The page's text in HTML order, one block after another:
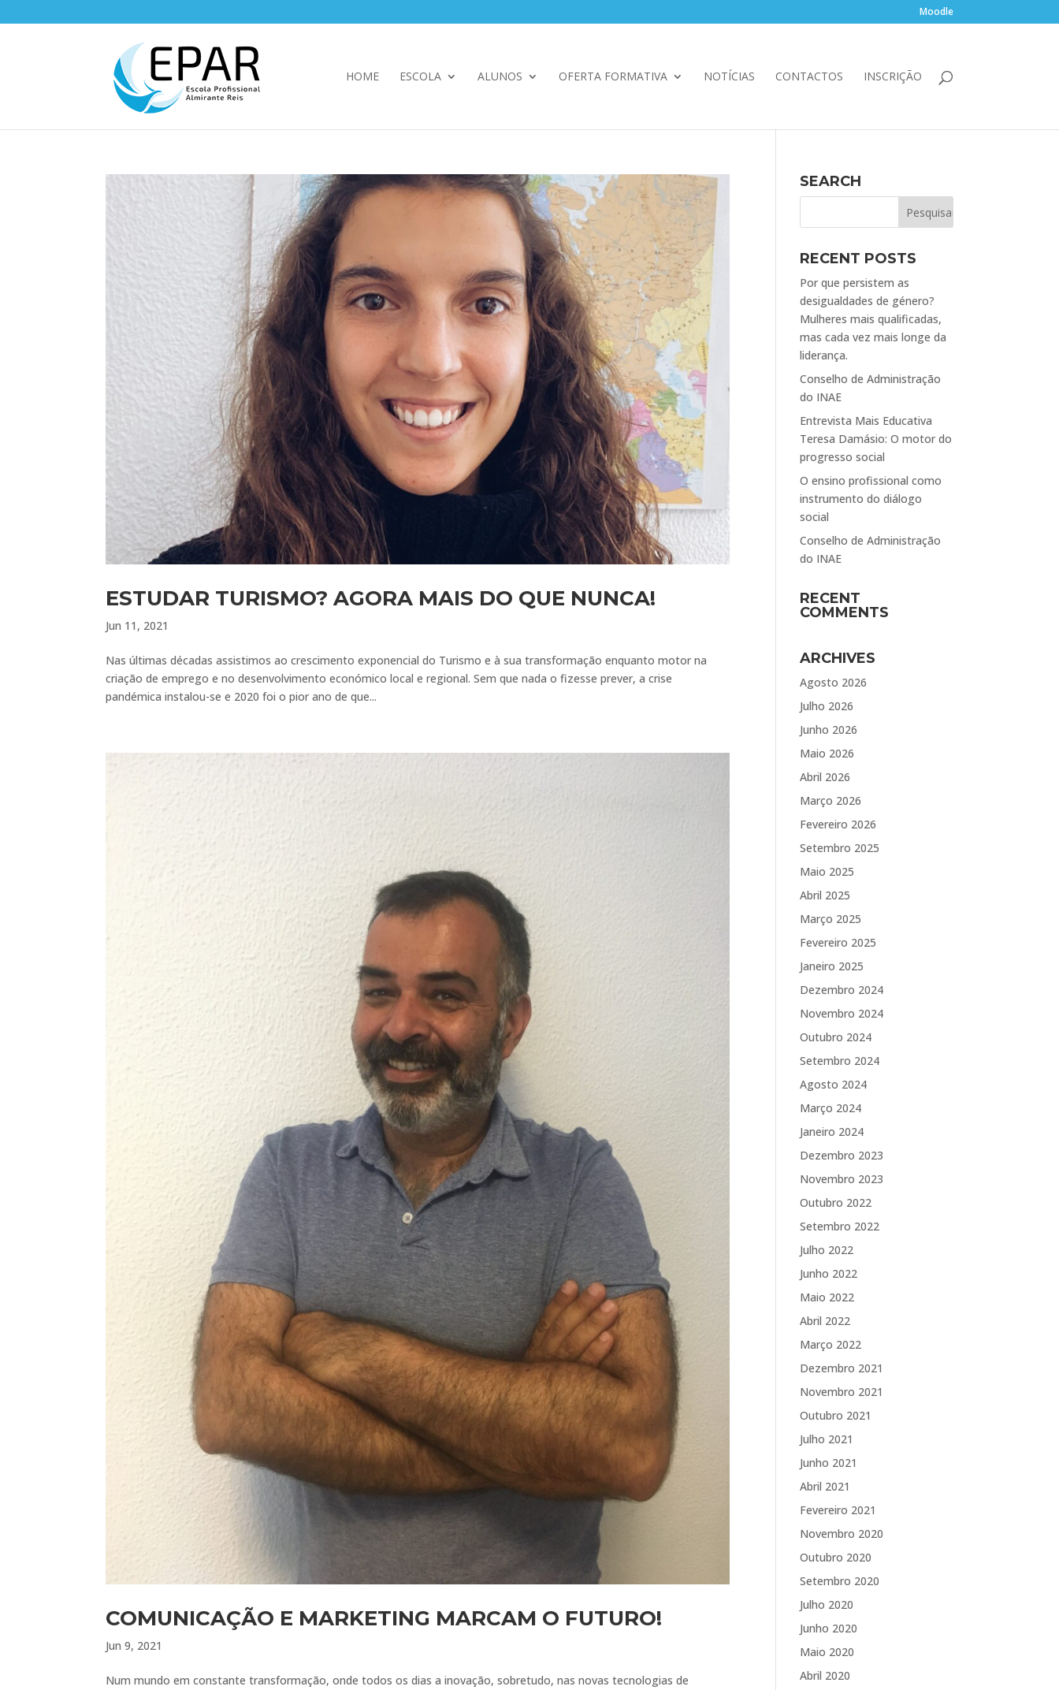
Moodle
HOME ESCOLA ALUNOS OFERTA FORMATIVA NOTÍCIAS CONTACTOS INSCRIÇÃO
ESTUDAR TURISMO? AGORA MAIS DO QUE NUNCA!
Jun 11, 2021
Nas últimas décadas assistimos ao crescimento exponencial do Turismo e à sua transformação enquanto motor na
criação de emprego e no desenvolvimento económico local e regional. Sem que nada o fizesse prever, a crise
pandémica instalou-se e 2020 foi o pior ano de que...
COMUNICAÇÃO E MARKETING MARCAM O FUTURO!
Jun 9, 2021
Num mundo em constante transformação, onde todos os dias a inovação, sobretudo, nas novas tecnologias de
SEARCH
RECENT POSTS
Por que persistem as
desigualdades de género?
Mulheres mais qualificadas,
mas cada vez mais longe da
liderança.
Conselho de Administração
do INAE
Entrevista Mais Educativa
Teresa Damásio: O motor do
progresso social
O ensino profissional como
instrumento do diálogo
social
Conselho de Administração
do INAE
RECENT
COMMENTS
ARCHIVES
Agosto 2026
Julho 2026
Junho 2026
Maio 2026
Abril 2026
Março 2026
Fevereiro 2026
Setembro 2025
Maio 2025
Abril 2025
Março 2025
Fevereiro 2025
Janeiro 2025
Dezembro 2024
Novembro 2024
Outubro 2024
Setembro 2024
Agosto 2024
Março 2024
Janeiro 2024
Dezembro 2023
Novembro 2023
Outubro 2022
Setembro 2022
Julho 2022
Junho 2022
Maio 2022
Abril 2022
Março 2022
Dezembro 2021
Novembro 2021
Outubro 2021
Julho 2021
Junho 2021
Abril 2021
Fevereiro 2021
Novembro 2020
Outubro 2020
Setembro 2020
Julho 2020
Junho 2020
Maio 2020
Abril 2020